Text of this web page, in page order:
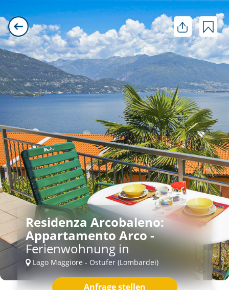
Residenza Arcobaleno:
Appartamento Arco -
Ferienwohnung in
Lago Maggiore - Ostufer (Lombardei)
Anfrage stellen